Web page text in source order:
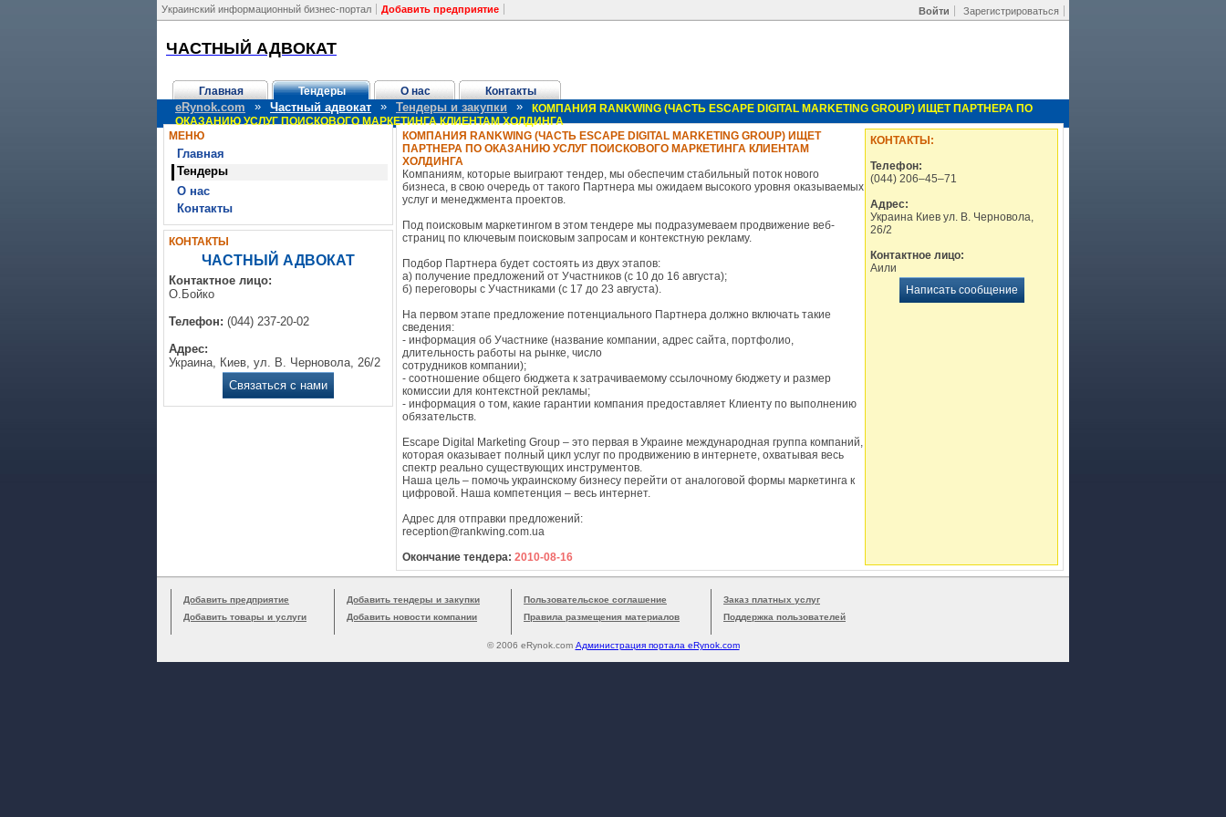
Войти Зарегистрироваться
Украинский информационный бизнес-портал Добавить предприятие
ЧАСТНЫЙ АДВОКАТ
Главная Тендеры О нас Контакты
eRynok.com » Частный адвокат » Тендеры и закупки »
КОМПАНИЯ RANKWING (ЧАСТЬ ESCAPE DIGITAL MARKETING GROUP) ИЩЕТ ПАРТНЕРА ПО
ОКАЗАНИЮ УСЛУГ ПОИСКОВОГО МАРКЕТИНГА КЛИЕНТАМ ХОЛДИНГА
МЕНЮ
Главная
Тендеры
О нас
Контакты
КОНТАКТЫ
ЧАСТНЫЙ АДВОКАТ
Контактное лицо:
О.Бойко
Телефон: (044) 237-20-02
Адрес:
Украина, Киев, ул. В. Черновола, 26/2
Связаться с нами
КОМПАНИЯ RANKWING (ЧАСТЬ ESCAPE DIGITAL MARKETING GROUP) ИЩЕТ
ПАРТНЕРА ПО ОКАЗАНИЮ УСЛУГ ПОИСКОВОГО МАРКЕТИНГА КЛИЕНТАМ
ХОЛДИНГА
Компаниям, которые выиграют тендер, мы обеспечим стабильный поток нового
бизнеса, в свою очередь от такого Партнера мы ожидаем высокого уровня оказываемых
услуг и менеджмента проектов.
Под поисковым маркетингом в этом тендере мы подразумеваем продвижение веб-
страниц по ключевым поисковым запросам и контекстную рекламу.
Подбор Партнера будет состоять из двух этапов:
а) получение предложений от Участников (с 10 до 16 августа);
б) переговоры с Участниками (с 17 до 23 августа).
На первом этапе предложение потенциального Партнера должно включать такие
сведения:
- информация об Участнике (название компании, адрес сайта, портфолио,
длительность работы на рынке, число
сотрудников компании);
- соотношение общего бюджета к затрачиваемому ссылочному бюджету и размер
комиссии для контекстной рекламы;
- информация о том, какие гарантии компания предоставляет Клиенту по выполнению
обязательств.
Escape Digital Marketing Group – это первая в Украине международная группа компаний,
которая оказывает полный цикл услуг по продвижению в интернете, охватывая весь
спектр реально существующих инструментов.
Наша цель – помочь украинскому бизнесу перейти от аналоговой формы маркетинга к
цифровой. Наша компетенция – весь интернет.
Адрес для отправки предложений:
reception@rankwing.com.ua
Окончание тендера: 2010-08-16
КОНТАКТЫ:
Телефон:
(044) 206–45–71
Адрес:
Украина Киев ул. В. Черновола,
26/2
Контактное лицо:
Аили
Написать сообщение
Добавить предприятие
Добавить товары и услуги
Добавить тендеры и закупки
Добавить новости компании
Пользовательское соглашение
Правила размещения материалов
Заказ платных услуг
Поддержка пользователей
© 2006 eRynok.com Администрация портала eRynok.com